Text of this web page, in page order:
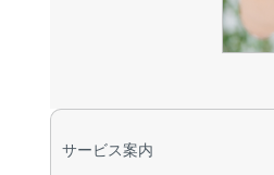
サービス案内